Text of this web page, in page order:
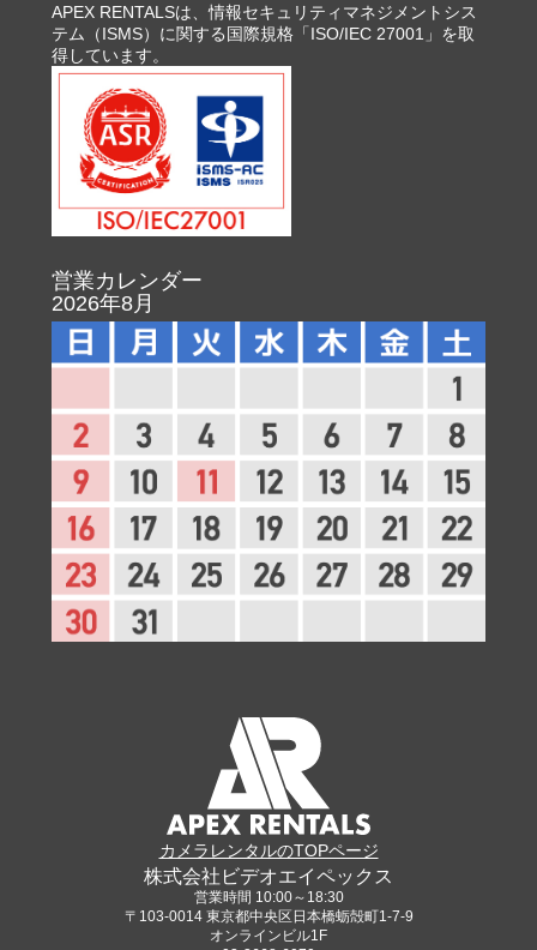
APEX RENTALSは、情報セキュリティマネジメントシス
テム（ISMS）に関する国際規格「ISO/IEC 27001」を取
得しています。
カメラレンタルのTOPページ
株式会社ビデオエイペックス
営業時間 10:00～18:30
〒103-0014 東京都中央区日本橋蛎殻町1-7-9
オンラインビル1F
営業カレンダー
2026年8月